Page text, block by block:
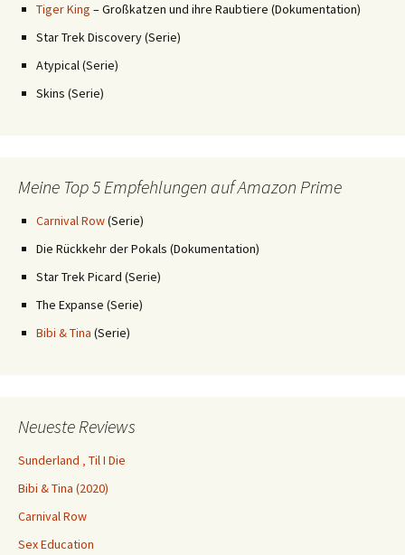
Tiger King – Großkatzen und ihre Raubtiere (Dokumentation)
Star Trek Discovery (Serie)
Atypical (Serie)
Skins (Serie)
Meine Top 5 Empfehlungen auf Amazon Prime
Carnival Row(Serie)
Die Rückkehr der Pokals (Dokumentation)
Star Trek Picard (Serie)
The Expanse (Serie)
Bibi & Tina (Serie)
Neueste Reviews
Sunderland ‚ Til I Die
Bibi & Tina (2020)
Carnival Row
Sex Education